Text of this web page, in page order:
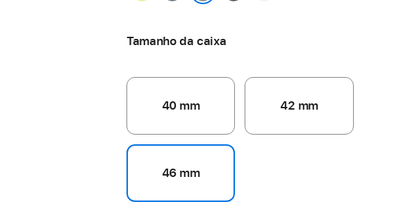
âncora
Tamanho da caixa
40 mm 42 mm
46 mm